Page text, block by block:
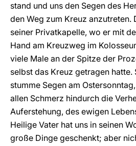
stand und uns den Segen des
den Weg zum Kreuz anzutreten.
seiner Privatkapelle, wo er mit
Hand am Kreuzweg im
viele Male an der Spitze der
selbst das Kreuz getragen
stumme Segen am
allen Schmerz hindurch die
Auferstehung, des ewigen
Heilige Vater hat uns in seinen
große Dinge geschenkt; aber